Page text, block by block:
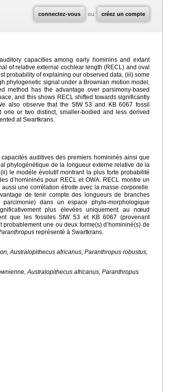
connectez-vous ou créez un compte
capacities among early hominins and extant
of relative external cochlear length (RECL) and oval
probability of explaining our observed data, (iii) some
phylogenetic signal under a Brownian motion model,
method has the advantage over parsimony-based
and this shows RECL shifted towards significantly
also observe that the StW 53 and KB 6067 fossil
or two distinct, smaller-bodied and less derived
at Swartkrans.
auditives des premiers homininés ainsi que
phylogénétique de la longueur externe relative de la
le modèle évolutif montrant la plus forte probabilité
d’homininés pour RECL et OWA. RECL montre un
une corrélation étroite avec la masse corporelle.
de tenir compte des longueurs de branches
dans un espace phylo-morphologique
plus élevées uniquement au nœud
que les fossiles StW 53 et KB 6067 (provenant
une ou deux forme(s) d’homininé(s) de
représenté à Swartkrans.
Australopithecus africanus Paranthropus robustus
Australopithecus africanus Paranthropus